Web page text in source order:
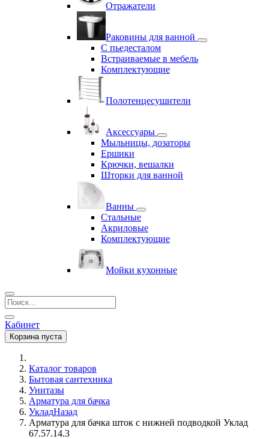
Отражатели
Раковины для ванной
С пьедесталом
Встраиваемые в мебель
Комплектующие
Полотенцесушители
Аксессуары
Мыльницы, дозаторы
Ершики
Крючки, вешалки
Шторки для ванной
Ванны
Стальные
Акриловые
Комплектующие
Мойки кухонные
Кабинет
Корзина пуста
Каталог товаров
Бытовая сантехника
Унитазы
Арматура для бачка
УкладНазад
Арматура для бачка шток с нижней подводкой Уклад
67.57.14.3